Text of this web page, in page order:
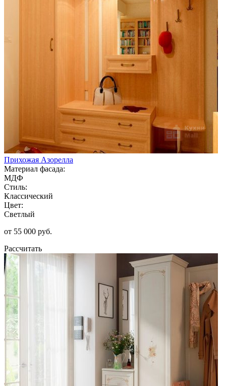
Прихожая Азорелла
Материал фасада:
МДФ
Стиль:
Классический
Цвет:
Светлый
от 55 000 руб.
Рассчитать